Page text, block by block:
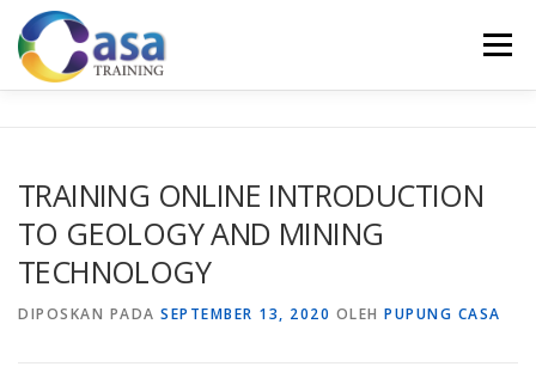
Lompat
konten
Menu
KONTAK KAMI SERTIFIKASI EVALUASI
TRAINING ONLINE INTRODUCTION
TO GEOLOGY AND MINING
TECHNOLOGY
DIPOSKAN PADA SEPTEMBER 13, 2020 OLEH PUPUNG CASA